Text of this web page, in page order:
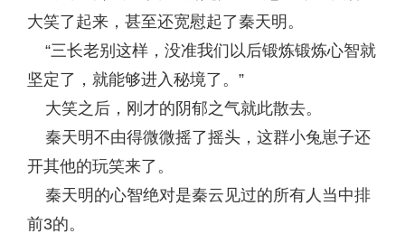
大笑了起来，甚至还宽慰起了秦天明。
“三长老别这样，没准我们以后锻炼锻炼心智就
坚定了，就能够进入秘境了。”
大笑之后，刚才的阴郁之气就此散去。
秦天明不由得微微摇了摇头，这群小兔崽子还
开其他的玩笑来了。
秦天明的心智绝对是秦云见过的所有人当中排
前3的。